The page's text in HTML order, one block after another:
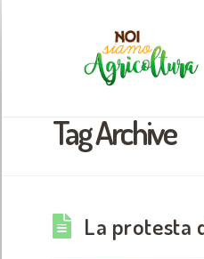
Tag Archive
La protesta